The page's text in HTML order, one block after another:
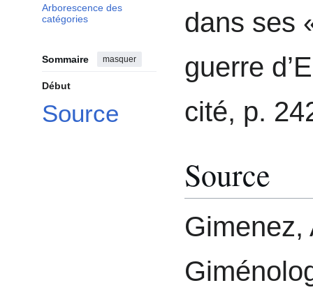
Arborescence des
catégories
Sommaire masquer
Début
Source
dans ses
guerre
cité, p.
Source
Gimenez,